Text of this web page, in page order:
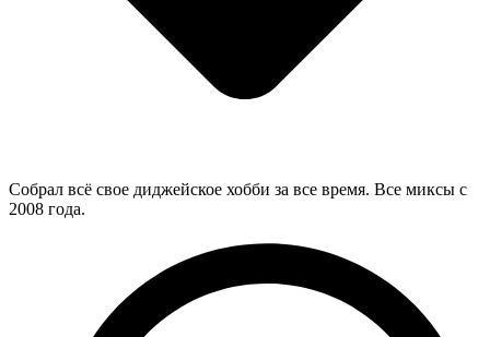
Собрал всё свое диджейское хобби за все время. Все миксы с
2008 года.